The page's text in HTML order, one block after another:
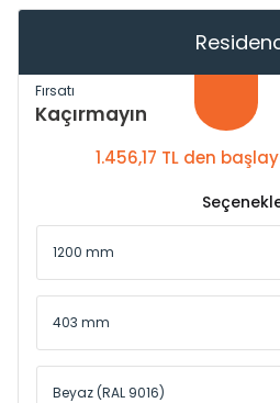
Fırsatı
Kaçırmayın
1.456,17 TL den